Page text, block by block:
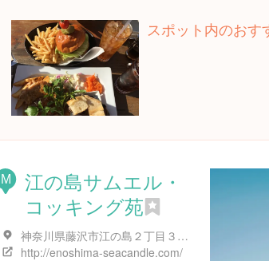
スポット内のおす
M
江の島サムエル・
コッキング苑
神奈川県藤沢市江の島２丁目３-２８
http://enoshima-seacandle.com/